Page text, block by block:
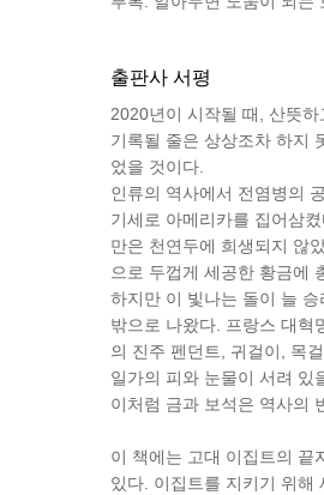
출판사 서평
2020년이 시작될 때, 산뜻
기록될 줄은 상상조차 하지
었을 것이다.
인류의 역사에서 전염병의
기세로 아메리카를 집어삼
만은 천연두에 희생되지 않
으로 두껍게 세공한 황금에
하지만 이 빛나는 돌이 늘
밖으로 나왔다. 프랑스 대혁
의 진주 펜던트, 귀걸이, 목
일가의 피와 눈물이 서려 있
이처럼 금과 보석은 역사의
이 책에는 고대 이집트의 끝
있다. 이집트를 지키기 위해